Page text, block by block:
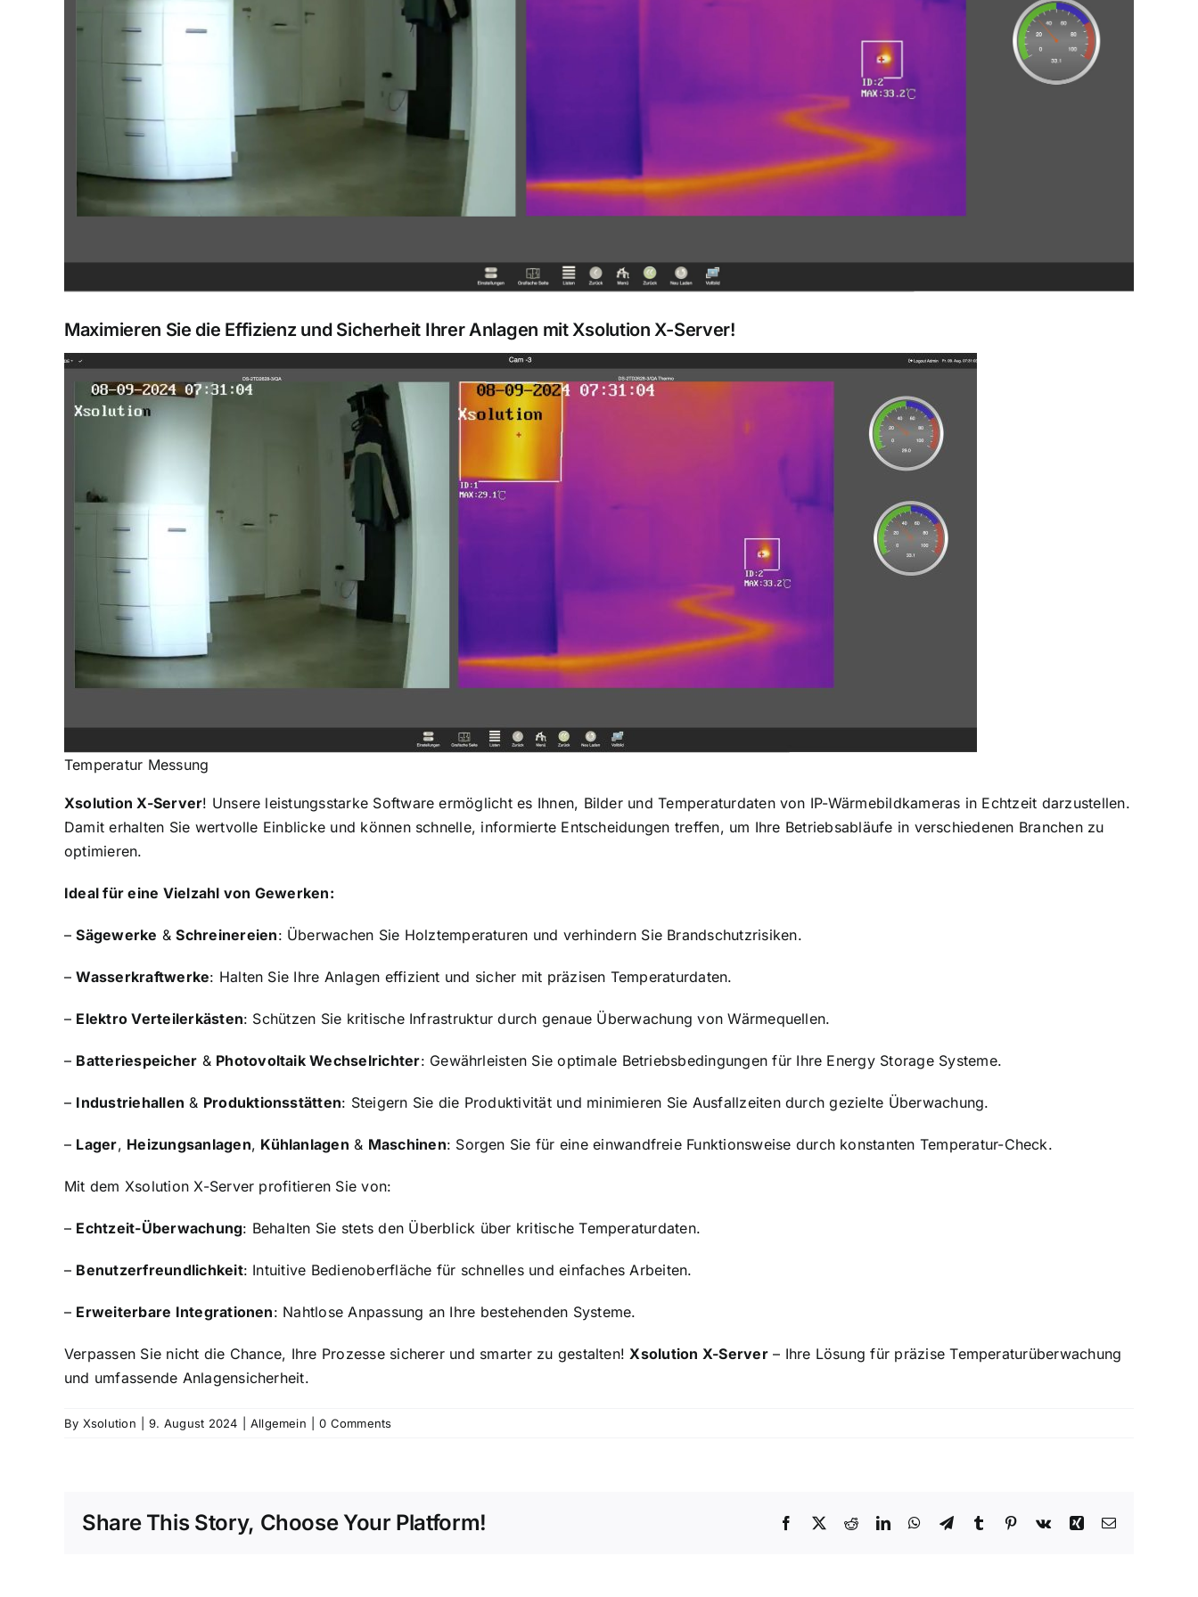
Maximieren Sie die Effizienz und Sicherheit Ihrer Anlagen mit Xsolution X-Server!
Temperatur Messung
Xsolution X-Server! Unsere leistungsstarke Software ermöglicht es Ihnen, Bilder und Temperaturdaten von IP-Wärmebildkameras in Echtzeit darzustellen.
Damit erhalten Sie wertvolle Einblicke und können schnelle, informierte Entscheidungen treffen, um Ihre Betriebsabläufe in verschiedenen Branchen zu
optimieren.
Ideal für eine Vielzahl von Gewerken:
–Sägewerke &Schreinereien: Überwachen Sie Holztemperaturen und verhindern Sie Brandschutzrisiken.
–Wasserkraftwerke: Halten Sie Ihre Anlagen effizient und sicher mit präzisen Temperaturdaten.
– Elektro Verteilerkästen: Schützen Sie kritische Infrastruktur durch genaue Überwachung von Wärmequellen.
– Batteriespeicher & Photovoltaik Wechselrichter: Gewährleisten Sie optimale Betriebsbedingungen für Ihre Energy Storage Systeme.
– Industriehallen & Produktionsstätten: Steigern Sie die Produktivität und minimieren Sie Ausfallzeiten durch gezielte Überwachung.
– Lager, Heizungsanlagen, Kühlanlagen & Maschinen: Sorgen Sie für eine einwandfreie Funktionsweise durch konstanten Temperatur-Check.
Mit dem Xsolution X-Server profitieren Sie von:
– Echtzeit-Überwachung: Behalten Sie stets den Überblick über kritische Temperaturdaten.
– Benutzerfreundlichkeit: Intuitive Bedienoberfläche für schnelles und einfaches Arbeiten.
– Erweiterbare Integrationen: Nahtlose Anpassung an Ihre bestehenden Systeme.
Verpassen Sie nicht die Chance, Ihre Prozesse sicherer und smarter zu gestalten! Xsolution X-Server– Ihre Lösung für präzise Temperaturüberwachung
und umfassende Anlagensicherheit.
By Xsolution 9. August 2024 Allgemein 0 Comments
Share This Story, Choose Your Platform! Facebook
X RedditLinkedInWhatsApp
TelegramTumblr Pinterest
Vk Xing Email